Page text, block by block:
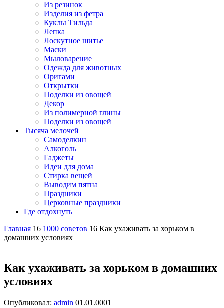
Из резинок
Изделия из фетра
Куклы Тильда
Лепка
Лоскутное шитье
Маски
Мыловарение
Одежда для животных
Оригами
Открытки
Поделки из овощей
Декор
Из полимерной глины
Поделки из овощей
Тысяча мелочей
Самоделкин
Алкоголь
Гаджеты
Идеи для дома
Стирка вещей
Выводим пятна
Праздники
Церковные праздники
Где отдохнуть
Главная 16 1000 советов 16 Как ухаживать за хорьком в
домашних условиях
Как ухаживать за хорьком в домашних
условиях
Опубликовал: admin 01.01.0001